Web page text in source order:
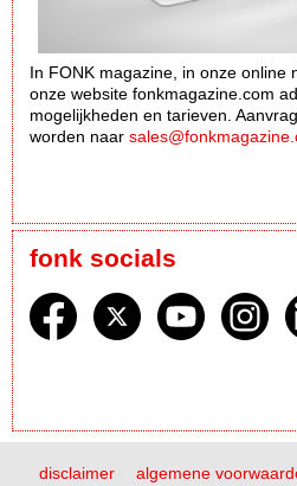
In FONK magazine, in onze online
onze website fonkmagazine.com
mogelijkheden en tarieven.
worden naar
fonk socials
disclaimer algemene